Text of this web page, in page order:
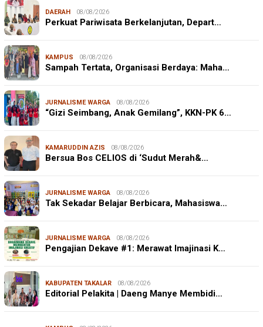
DAERAH 08/08/2026
Perkuat Pariwisata Berkelanjutan, Depart…
KAMPUS 08/08/2026
Sampah Tertata, Organisasi Berdaya: Maha…
JURNALISME WARGA 08/08/2026
“Gizi Seimbang, Anak Gemilang”, KKN-PK 6…
KAMARUDDIN AZIS 08/08/2026
Bersua Bos CELIOS di ‘Sudut Merah&…
JURNALISME WARGA 08/08/2026
Tak Sekadar Belajar Berbicara, Mahasiswa…
JURNALISME WARGA 08/08/2026
Pengajian Dekave #1: Merawat Imajinasi K…
KABUPATEN TAKALAR 08/08/2026
Editorial Pelakita | Daeng Manye Membidi…
JURNALISME WARGA 08/08/2026